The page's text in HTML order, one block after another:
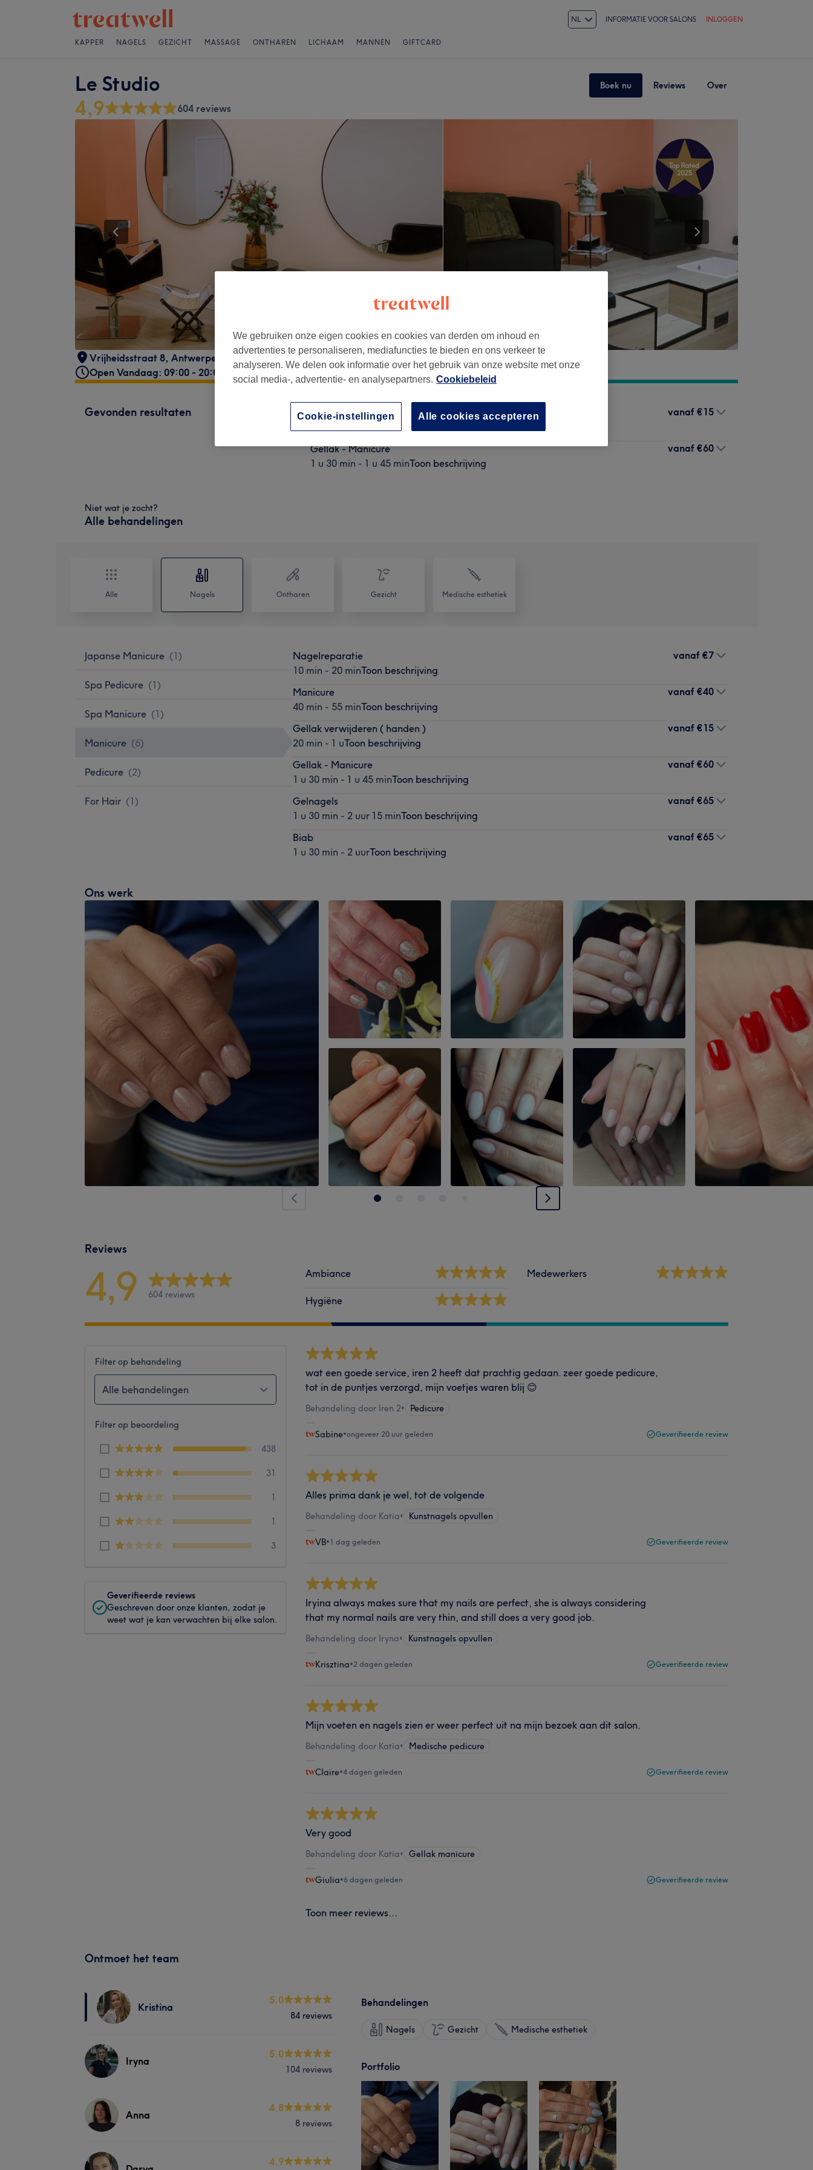
NL INFORMATIE VOOR SALONS INLOGGEN
KAPPER NAGELS GEZICHT MASSAGE ONTHAREN LICHAAM MANNEN GIFTCARD
Le Studio Boek nu Reviews Over
4,9 604 reviews
Vrijheidsstraat 8, Antwerpen
2000
Open Vandaag: 09:00 - 20:00
Gevonden resultaten
Gellak verwijderen ( handen )
vanaf €15
Gellak - Manicure
1 u 30 min - 1 u 45 minToon beschrijving
vanaf €60
Niet wat je zocht?
Alle behandelingen
Alle Nagels Ontharen Gezicht Medische esthetiek
Japanse Manicure (1)
Spa Pedicure (1)
Spa Manicure (1)
Manicure (6)
Pedicure (2)
For Hair (1)
Nagelreparatie
10 min - 20 minToon beschrijving
vanaf €7
Manicure
40 min - 55 minToon beschrijving
vanaf €40
Gellak verwijderen ( handen )
20 min - 1 uToon beschrijving
vanaf €15
Gellak - Manicure
1 u 30 min - 1 u 45 minToon beschrijving
vanaf €60
Gelnagels
1 u 30 min - 2 uur 15 minToon beschrijving
vanaf €65
Biab
1 u 30 min - 2 uurToon beschrijving
vanaf €65
Ons werk
Reviews
4,9 604 reviews
Ambiance
Hygiëne
Medewerkers
Filter op behandeling
Alle behandelingen
Filter op beoordeling
438
31
1
1
3
Geverifieerde reviews
Geschreven door onze klanten, zodat je
weet wat je kan verwachten bij elke salon.
wat een goede service, iren 2 heeft dat prachtig gedaan. zeer goede pedicure,
tot in de puntjes verzorgd, mijn voetjes waren blij 😊
Behandeling door Iren 2• Pedicure
Sabine•ongeveer 20 uur geleden Geverifieerde review
Alles prima dank je wel, tot de volgende
Behandeling door Katia• Kunstnagels opvullen
VB•1 dag geleden Geverifieerde review
Iryina always makes sure that my nails are perfect, she is always considering
that my normal nails are very thin, and still does a very good job.
Behandeling door Iryna• Kunstnagels opvullen
Krisztina•2 dagen geleden Geverifieerde review
Mijn voeten en nagels zien er weer perfect uit na mijn bezoek aan dit salon.
Behandeling door Katia• Medische pedicure
Claire•4 dagen geleden Geverifieerde review
Very good
Behandeling door Katia• Gellak manicure
Giulia•6 dagen geleden Geverifieerde review
Toon meer reviews...
Ontmoet het team
Kristina
5.0
84 reviews
Iryna
5.0
104 reviews
Anna
4.8
8 reviews
4.9
Behandelingen
Nagels Gezicht Medische esthetiek
Portfolio
We gebruiken onze eigen cookies en cookies van derden om inhoud en
advertenties te personaliseren, mediafuncties te bieden en ons verkeer te
analyseren. We delen ook informatie over het gebruik van onze website met onze
social media-, advertentie- en analysepartners. Cookiebeleid
Alle cookies accepteren
Cookie-instellingen